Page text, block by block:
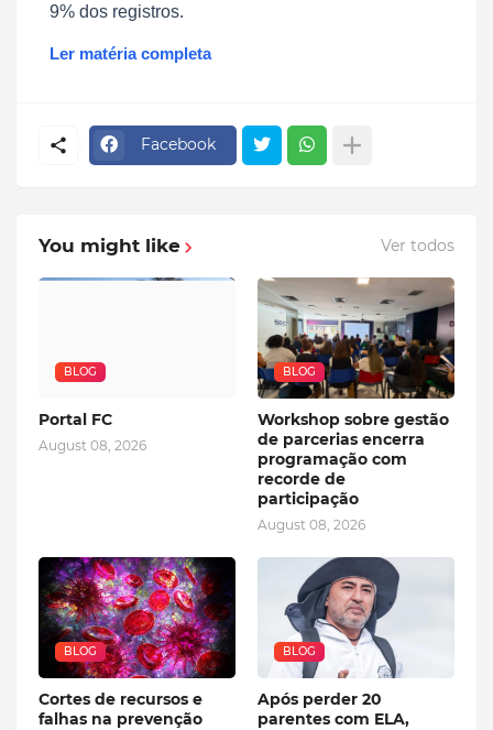
9% dos registros.
Ler matéria completa
Facebook
You might like Ver todos
BLOG
Portal FC
August 08, 2026
BLOG
Workshop sobre gestão
de parcerias encerra
programação com
recorde de
participação
August 08, 2026
BLOG
Cortes de recursos e
falhas na prevenção
BLOG
Após perder 20
parentes com ELA,